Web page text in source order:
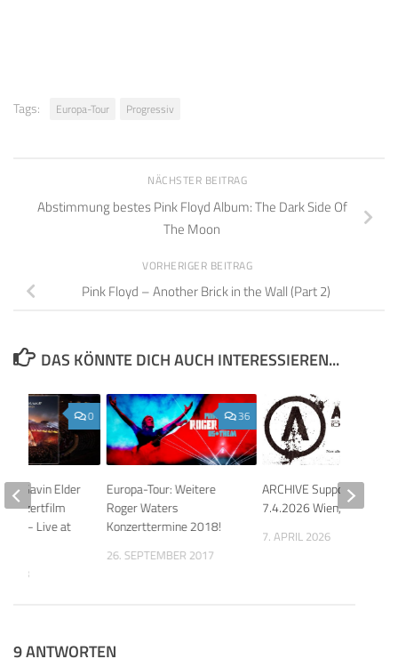
Tags: Europa-Tour Progressiv
NÄCHSTER BEITRAG
Abstimmung bestes Pink Floyd Album: The Dark Side Of
The Moon
VORHERIGER BEITRAG
Pink Floyd – Another Brick in the Wall (Part 2)
DAS KÖNNTE DICH AUCH INTERESSIEREN...
36
Europa-Tour: Weitere
Roger Waters
Konzerttermine 2018!
26. SEPTEMBER 2017
ARCHIVE Support: Bokka
7.4.2026 Wien, Arena
7. APRIL 2026
0
Gavin Elder
Konzertfilm
– Live at
2018
9 ANTWORTEN